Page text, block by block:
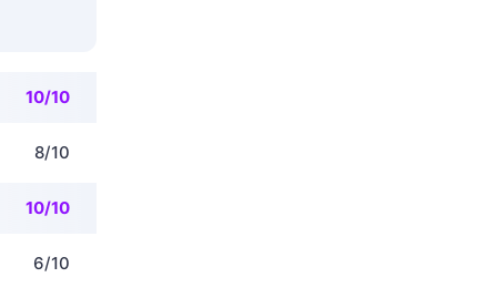
10/10
8/10
10/10
6/10